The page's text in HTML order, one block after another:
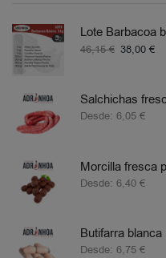
Lote Barbacoa
46,15€ 38,00 €
Salchichas
Desde: 6,05 €
Morcilla fresca
Desde: 6,40 €
Butifarra blanca
Desde: 6,75 €